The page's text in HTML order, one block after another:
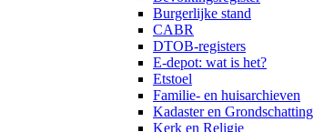
Burgerlijke stand
CABR
DTOB-registers
E-depot: wat is het?
Etstoel
Familie- en huisarchieven
Kadaster en Grondschatting
Kerk en Religie